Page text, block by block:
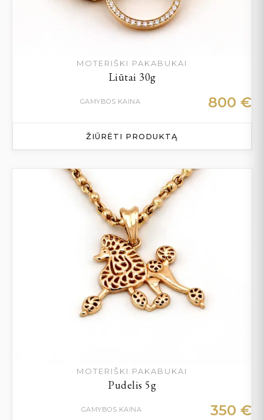
MOTERIŠKI PAKABUKAI
Liūtai 30g
GAMYBOS KAINA 800 €
ŽIŪRĖTI PRODUKTĄ
MOTERIŠKI PAKABUKAI
Pudelis 5g
GAMYBOS KAINA 350 €